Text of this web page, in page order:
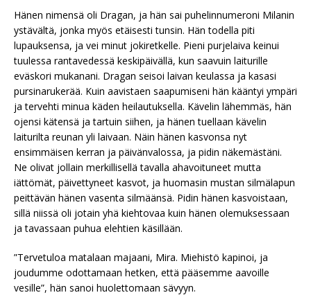
Hänen nimensä oli Dragan, ja hän sai puhelinnumeroni Milanin
ystävältä, jonka myös etäisesti tunsin. Hän todella piti
lupauksensa, ja vei minut jokiretkelle. Pieni purjelaiva keinui
tuulessa rantavedessä keskipäivällä, kun saavuin laiturille
eväskori mukanani. Dragan seisoi laivan keulassa ja kasasi
pursinarukerää. Kuin aavistaen saapumiseni hän kääntyi ympäri
ja tervehti minua käden heilautuksella. Kävelin lähemmäs, hän
ojensi kätensä ja tartuin siihen, ja hänen tuellaan kävelin
laiturilta reunan yli laivaan. Näin hänen kasvonsa nyt
ensimmäisen kerran ja päivänvalossa, ja pidin näkemästäni.
Ne olivat jollain merkillisellä tavalla ahavoituneet mutta
iättömät, päivettyneet kasvot, ja huomasin mustan silmälapun
peittävän hänen vasenta silmäänsä. Pidin hänen kasvoistaan,
sillä niissä oli jotain yhä kiehtovaa kuin hänen olemuksessaan
ja tavassaan puhua elehtien käsillään.
”Tervetuloa matalaan majaani, Mira. Miehistö kapinoi, ja
joudumme odottamaan hetken, että pääsemme aavoille
vesille”, hän sanoi huolettomaan sävyyn.